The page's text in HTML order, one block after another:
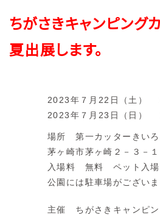
ちがさきキャンピング
夏出展します。
2023年７月22日（土）
2023年７月23日（日）
場所 第一カッターきいろ
茅ヶ崎市茅ヶ崎２－３－１
入場料 無料 ペット入場
公園には駐車場がござい
主催 ちがさきキャンピ